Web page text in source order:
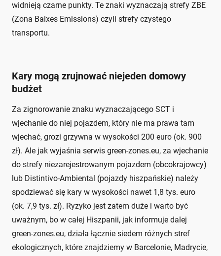
widnieją czarne punkty. Te znaki wyznaczają strefy ZBE
(Zona Baixes Emissions) czyli strefy czystego
transportu.
Kary mogą zrujnować niejeden domowy
budżet
Za zignorowanie znaku wyznaczającego SCT i
wjechanie do niej pojazdem, który nie ma prawa tam
wjechać, grozi grzywna w wysokości 200 euro (ok. 900
zł). Ale jak wyjaśnia serwis green-zones.eu, za wjechanie
do strefy niezarejestrowanym pojazdem (obcokrajowcy)
lub Distintivo-Ambiental (pojazdy hiszpańskie) należy
spodziewać się kary w wysokości nawet 1,8 tys. euro
(ok. 7,9 tys. zł). Ryzyko jest zatem duże i warto być
uważnym, bo w całej Hiszpanii, jak informuje dalej
green-zones.eu, działa łącznie siedem różnych stref
ekologicznych, które znajdziemy w Barcelonie, Madrycie,